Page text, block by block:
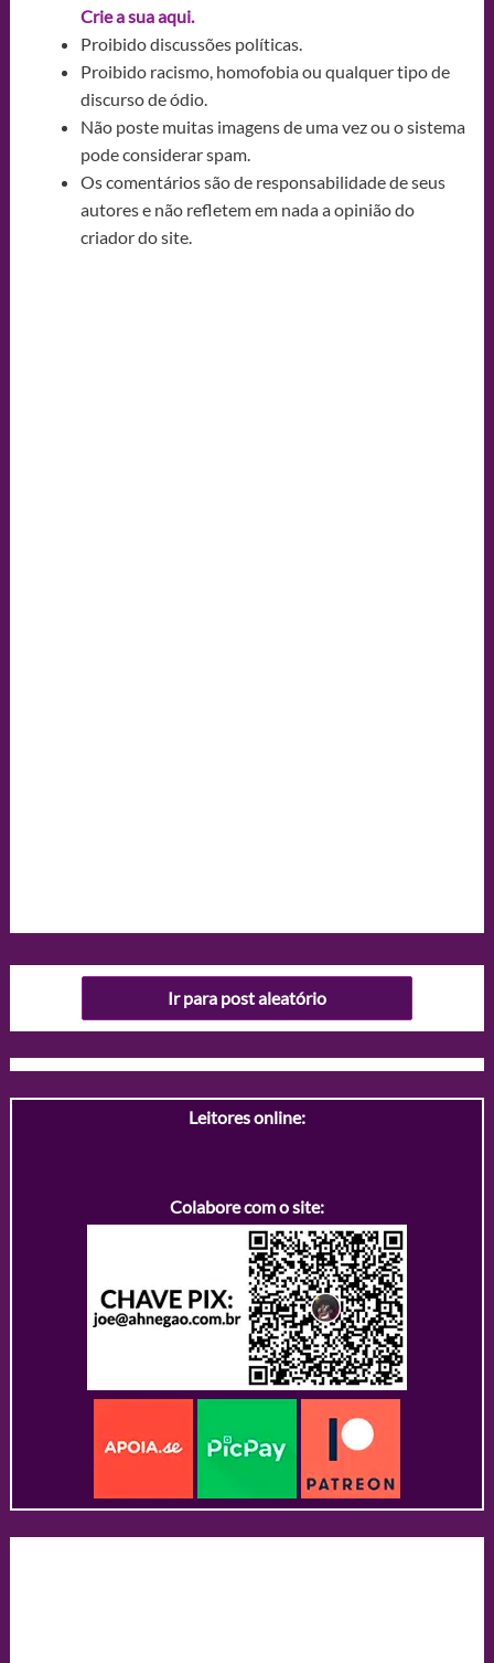
Crie a sua aqui.
Proibido discussões políticas.
Proibido racismo, homofobia ou qualquer tipo de
discurso de ódio.
Não poste muitas imagens de uma vez ou o sistema
pode considerar spam.
Os comentários são de responsabilidade de seus
autores e não refletem em nada a opinião do
criador do site.
Ir para post aleatório
Leitores online:
Colabore com o site: